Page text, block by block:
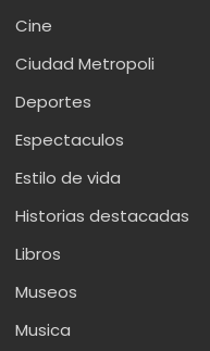
Cine
Ciudad Metropoli
Deportes
Espectaculos
Estilo de vida
Historias destacadas
Libros
Museos
Musica